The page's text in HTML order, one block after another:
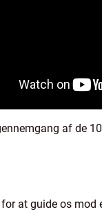
af de
at guide os